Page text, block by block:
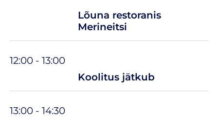
Lõuna restoranis
Merineitsi
12:00 - 13:00
Koolitus jätkub
13:00 - 14:30